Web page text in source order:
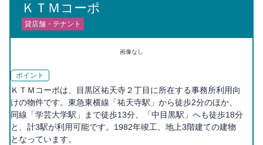
ＫＴＭコーポ
貸店舗・テナント
画像なし
ポイント
ＫＴＭコーポは、目黒区祐天寺２丁目に所在する事務所利用向
けの物件です。東急東横線「祐天寺駅」から徒歩2分のほか、
同線「学芸大学駅」まで徒歩13分、「中目黒駅」へも徒歩18分
と、計3駅が利用可能です。1982年竣工、地上3階建ての建物
となっています。